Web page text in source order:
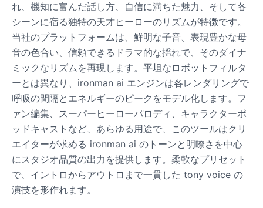
Cyn
Female @CherryNova
Daddy Pig
Male @QuantumRune
Dalek
Male @MoonDiary
Daredevil
れ、機知に富んだ話し方、自信に満ちた魅力、そして各
シーンに宿る独特の天才ヒーローのリズムが特徴です。
当社のプラットフォームは、鮮明な子音、表現豊かな母
音の色合い、信頼できるドラマ的な揺れで、そのダイナ
ミックなリズムを再現します。平坦なロボットフィルタ
ーとは異なり、ironman ai エンジンは各レンダリングで
呼吸の間隔とエネルギーのピークをモデル化します。フ
ァン編集、スーパーヒーローパロディ、キャラクターポ
ッドキャストなど、あらゆる用途で、このツールはクリ
エイターが求める ironman ai のトーンと明瞭さを中心
にスタジオ品質の出力を提供します。柔軟なプリセット
で、イントロからアウトロまで一貫した tony voice の
演技を形作れます。